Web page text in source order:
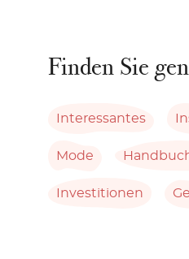
Finden Sie
Interessantes
Mode
Investitionen